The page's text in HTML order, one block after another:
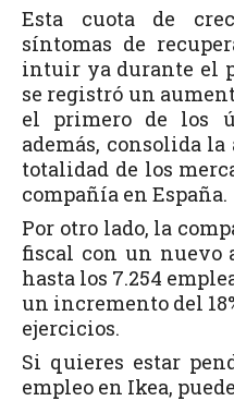
Esta cuota de
síntomas de
intuir ya durante el
se registró un
el primero de los
además, consolida
totalidad de los
compañía en España.
Por otro lado, la
fiscal con un nuevo
hasta los 7.254
un incremento del
ejercicios.
Si quieres estar
empleo en Ikea,